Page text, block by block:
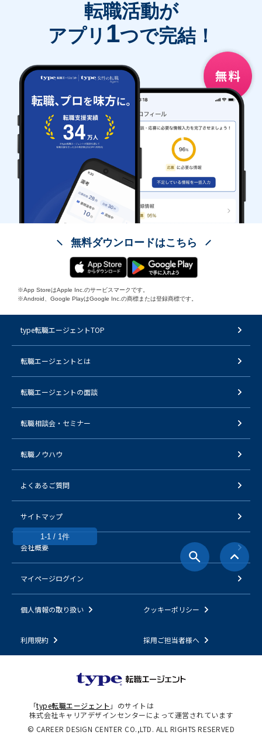
1-1 / 1件
転職活動が
アプリ 1つで完結！
無料ダウンロードはこちら
※App StoreはApple Inc.のサービスマークです。
※Android、Google PlayはGoogle Inc.の商標または登録商標です。
type転職エージェントTOP
転職エージェントとは
転職エージェントの面談
転職相談会・セミナー
転職ノウハウ
よくあるご質問
サイトマップ
会社概要
マイページログイン
個人情報の取り扱い クッキーポリシー
利用規約 採用ご担当者様へ
「type転職エージェント 」のサイトは
株式会社キャリアデザインセンターによって運営されています
© CAREER DESIGN CENTER CO.,LTD. ALL RIGHTS RESERVED